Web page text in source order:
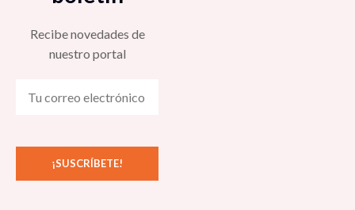
Recibe novedades de
nuestro portal